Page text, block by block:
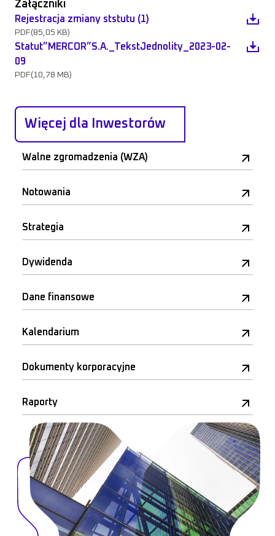
Załączniki
Rejestracja zmiany ststutu (1)
PDF(85,05 KB)
Statut”MERCOR”S.A._TekstJednolity_2023-02-
09
PDF(10,78 MB)
Więcej dla Inwestorów
Walne zgromadzenia (WZA)
Notowania
Strategia
Dywidenda
Dane finansowe
Kalendarium
Dokumenty korporacyjne
Raporty